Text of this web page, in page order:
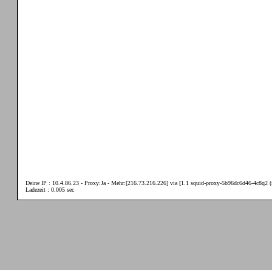
Deine IP : 10.4.86.23 - Proxy:Ja - Mehr:[216.73.216.226] via [1.1 squid-proxy-5b96dc6d46-
Ladezeit : 0.005 sec